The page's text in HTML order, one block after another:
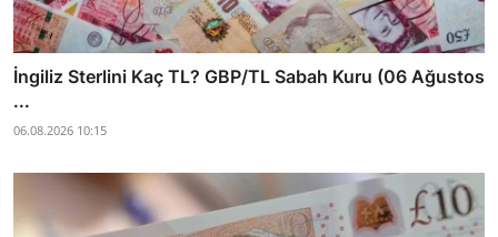
İngiliz Sterlini Kaç TL? GBP/TL Sabah Kuru (06 Ağustos
...
06.08.2026 10:15